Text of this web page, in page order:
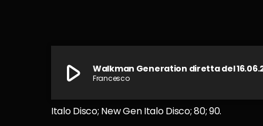
play_arrow Walkman Generation diretta del
Francesco
Italo Disco; New Gen Italo Disco; 80; 90.